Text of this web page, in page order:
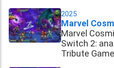
2025
Marvel
Marvel
Switch 2:
Tribute